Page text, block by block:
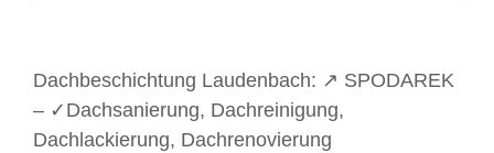
Dachbeschichtung Laudenbach: ↗️ SPODAREK
– ✓Dachsanierung, Dachreinigung,
Dachlackierung, Dachrenovierung